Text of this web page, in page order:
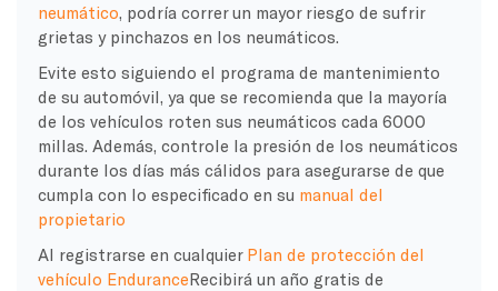
neumático , podría correr un mayor riesgo de sufrir
grietas y pinchazos en los neumáticos.
Evite esto siguiendo el programa de mantenimiento
de su automóvil, ya que se recomienda que la mayoría
de los vehículos roten sus neumáticos cada 6000
millas. Además, controle la presión de los neumáticos
durante los días más cálidos para asegurarse de que
cumpla con lo especificado en su manual del
propietario
Al registrarse en cualquier Plan de protección del
vehículo EnduranceRecibirá un año gratis de